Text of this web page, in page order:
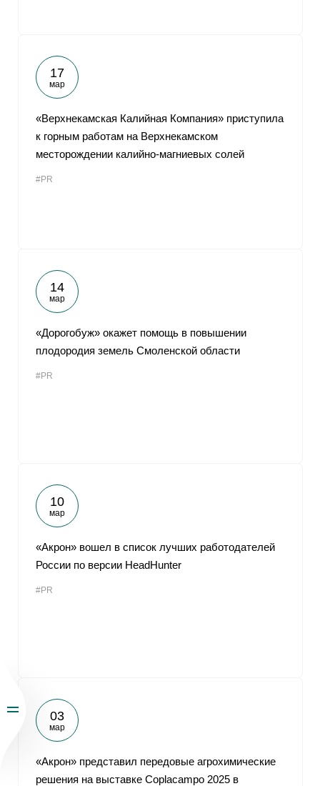
17
мар
«Верхнекамская Калийная Компания» приступила
к горным работам на Верхнекамском
месторождении калийно-магниевых солей
#PR
14
мар
«Дорогобуж» окажет помощь в повышении
плодородия земель Смоленской области
#PR
10
мар
«Акрон» вошел в список лучших работодателей
России по версии HeadHunter
#PR
03
мар
«Акрон» представил передовые агрохимические
решения на выставке Coplacampo 2025 в